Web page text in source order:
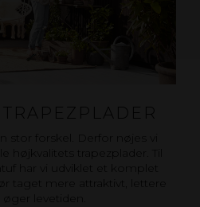
stor forskel. Derfor nøjes vi
højkvalitets trapezplader. Til
har vi udviklet et komplet
taget mere attraktivt, lettere
levetiden.